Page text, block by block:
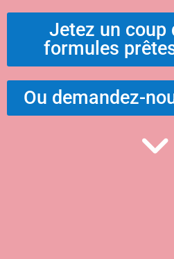
Jetez un
formules
Ou demandez-